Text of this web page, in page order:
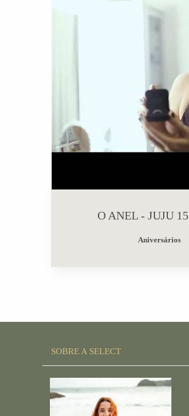
O ANEL - JUJU
Aniversários
SOBRE A SELECT